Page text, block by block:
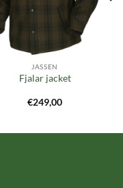
JASSEN
Fjalar jacket
€249,00